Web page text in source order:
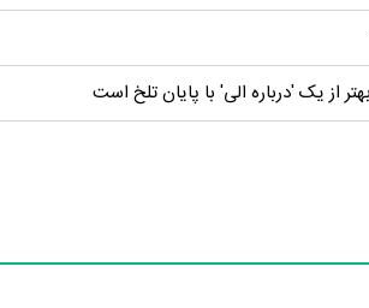
از یک 'درباره الی' با پایان تلخ است